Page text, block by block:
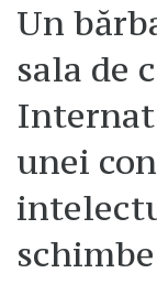
Un
sala de
Internat
unei